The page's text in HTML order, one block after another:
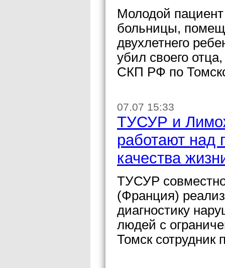
Молодой
больницы,
двухлетнего
убил своего
СКП РФ по
07.07 15:33
ТУСУР и
работают над
качества
ТУСУР
(Франция)
диагностику
людей с
Томск